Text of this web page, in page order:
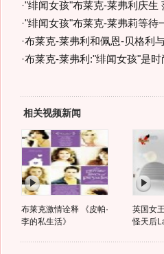
·"绯闻女孩"布莱克-莱弗利庆生
·"绯闻女孩"布莱克-莱弗莉等待
·布莱克-莱弗利和佩恩-贝格利
·布莱克-莱弗利:"绯闻女孩"是时
相关视频新闻
布莱克激情诠释 《皮帕·
李的私生活》
英国女
怪天后